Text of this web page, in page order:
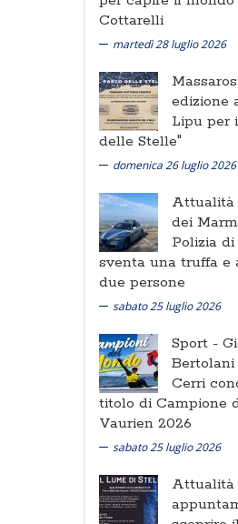
Cottarelli
martedì 28 luglio 2026
edizione
Lipu per
delle Stelle"
domenica 26 luglio 2026
Attualità
dei
Polizia di
sventa una truffa e
due persone
sabato 25 luglio 2026
Sport -
Cerri
titolo di Campione
Vaurien 2026
sabato 25 luglio 2026
Attualità